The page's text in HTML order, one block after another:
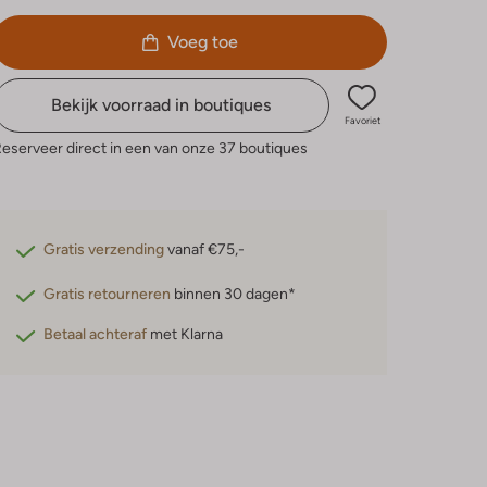
Voeg toe
Bekijk voorraad in boutiques
Favoriet
direct in een van onze 37 boutiques
Gratis verzendingvanaf €75,-
Gratis retourneren binnen 30 dagen*
Betaal achteraf met Klarna